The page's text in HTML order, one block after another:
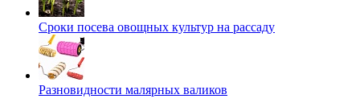
Сроки посева овощных культур на рассаду
Разновидности малярных валиков